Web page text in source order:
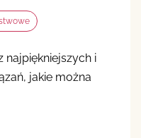
najpiękniejszych i
jakie można